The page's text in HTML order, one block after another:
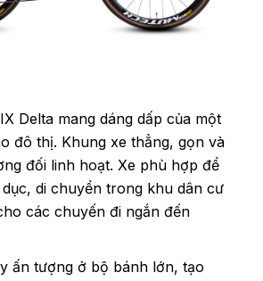
Delta mang dáng dấp của một
đô thị. Khung xe thẳng, gọn và
đối linh hoạt. Xe phù hợp để
di chuyển trong khu dân cư
các chuyến đi ngắn đến
ấn tượng ở bộ bánh lớn, tạo